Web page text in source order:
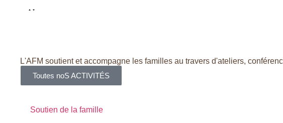
L'AFM soutient et accompagne les familles au travers d'ateliers,
Toutes noS ACTIVITÉS
Soutien de la famille